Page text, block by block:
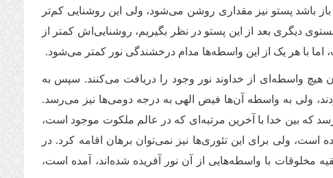
باشد پستو نیز مقداری روشن می‌شود، ولی این روشنایی کم‌تر
دیگری بعد از این پستو در نظر بگیریم، روشنایی‌اش کمتر از
با هر یک از این واسطه‌ها مدام درخشندگی‌ نور کمتر می‌شود.
هیچ واسطه‌ای از خداوند نور وجود را دریافت می‌کنند. سپس به
ولی به واسطه آن‌ها فیض الهی به درجه دومی‌ها نیز می‌رسد.
‌که بین خدا با آخرین مرتبه‌ای که در عالم ملکوت موجود است،
ولی برای این تئوری‌ها نیز نمی‌توان برهان اقامه کرد. در
مخلوقات با واسطه‌هایی از آن نور آفریده شده‌اند، آمده است،